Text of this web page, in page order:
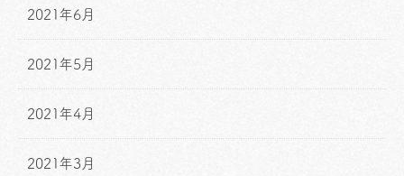
2021年6月
2021年5月
2021年4月
2021年3月